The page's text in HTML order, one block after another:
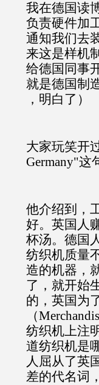
我在德国读
负责硬件加
通知我们去
来这是样机
给德国同事
就是德国制
，明白了）
大家玩笑开
Germany"
他介绍到，
好。英国人
杯汤。德国
纺织机质量
造的机器，
了，就开始
的，英国为
（
纺织机上注
道纺织机是
人屈从了英
差的代名词